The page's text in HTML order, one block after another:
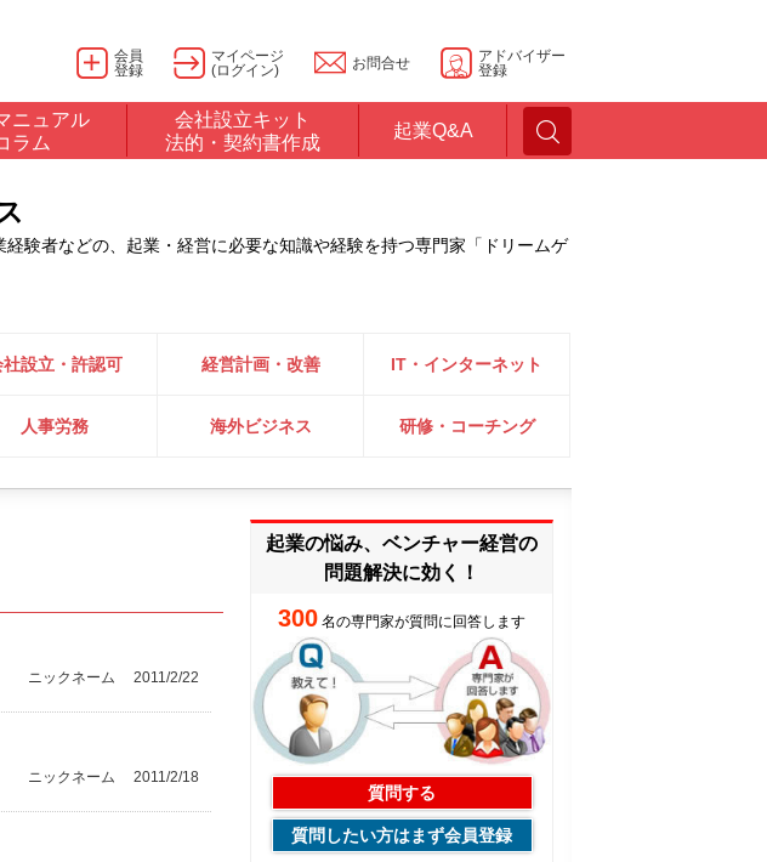
会員
登録
マイページ
(ログイン)
お問合せ
アドバイザー
登録
ニュアル
ラム
会社設立キット
法的・契約書作成
起業Q&A
験者などの、起業・経営に必要な知識や経験を持つ専門家「ドリームゲ
社設立・許認可 経営計画・改善 IT・インターネット
人事労務 海外ビジネス 研修・コーチング
2011/2/22
ニックネーム
2011/2/18
ニックネーム
起業の悩み、ベンチャー経営の
問題解決に効く！
300 名の専門家が質問に回答します
質問する
質問したい方はまず会員登録